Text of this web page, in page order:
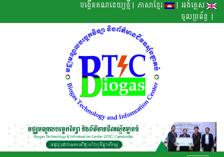
អង់គ្លេស
ភាសាខ្មែរ |
បង្កើតគណនេយ្យថ្មី |
ចូលប្រព័ន្ធ |